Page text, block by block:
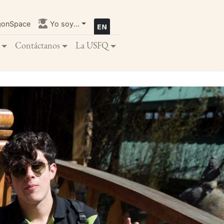
Yo soy...
Contáctanos La USFQ